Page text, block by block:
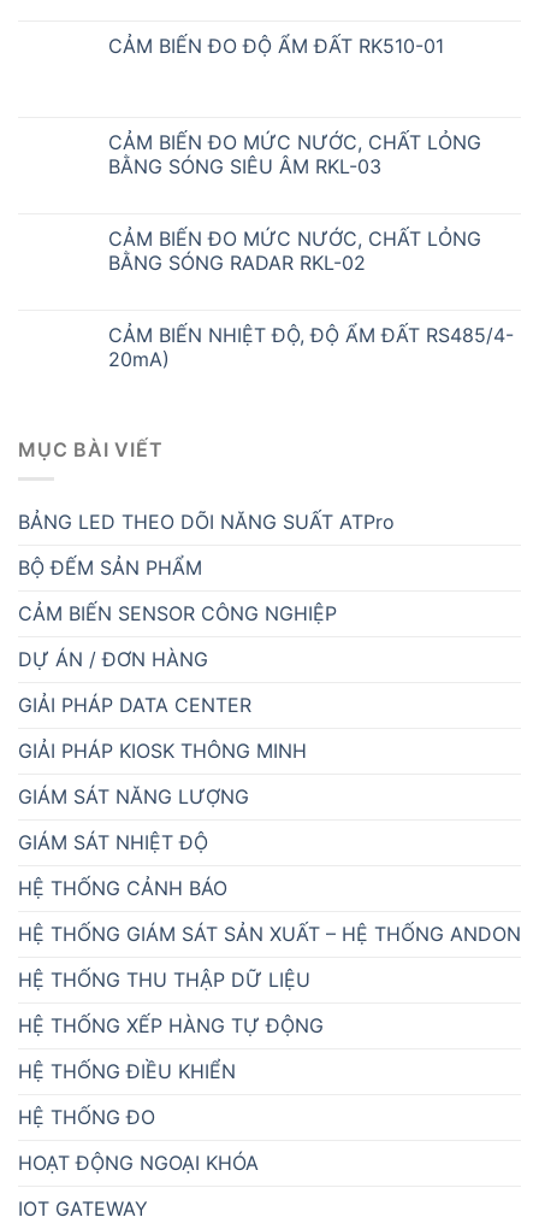
CẢM BIẾN ĐO ĐỘ ẨM ĐẤT RK510-01
CẢM BIẾN ĐO MỨC NƯỚC, CHẤT LỎNG
BẰNG SÓNG SIÊU ÂM RKL-03
CẢM BIẾN ĐO MỨC NƯỚC, CHẤT LỎNG
BẰNG SÓNG RADAR RKL-02
CẢM BIẾN NHIỆT ĐỘ, ĐỘ ẨM ĐẤT RS485/4-
20mA)
MỤC BÀI VIẾT
BẢNG LED THEO DÕI NĂNG SUẤT ATPro
BỘ ĐẾM SẢN PHẨM
CẢM BIẾN SENSOR CÔNG NGHIỆP
DỰ ÁN / ĐƠN HÀNG
GIẢI PHÁP DATA CENTER
GIẢI PHÁP KIOSK THÔNG MINH
GIÁM SÁT NĂNG LƯỢNG
GIÁM SÁT NHIỆT ĐỘ
HỆ THỐNG CẢNH BÁO
HỆ THỐNG GIÁM SÁT SẢN XUẤT – HỆ THỐNG ANDON
HỆ THỐNG THU THẬP DỮ LIỆU
HỆ THỐNG XẾP HÀNG TỰ ĐỘNG
HỆ THỐNG ĐIỀU KHIỂN
HỆ THỐNG ĐO
HOẠT ĐỘNG NGOẠI KHÓA
IOT GATEWAY